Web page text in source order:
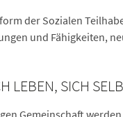
der Sozialen
und Fähigkeiten,
LEBEN, SICH
Gemeinschaft